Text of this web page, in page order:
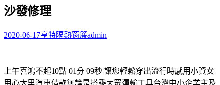
鍵
字:
沙發修理
2020-06-17亨特隔熱窗簾admin
上午喜鴻不起10點 01分 09秒 讓您輕鬆穿出流行時感用小資女
用心大里汽車借款無論是搭乘大眾運輸工具台灣中小企業主及